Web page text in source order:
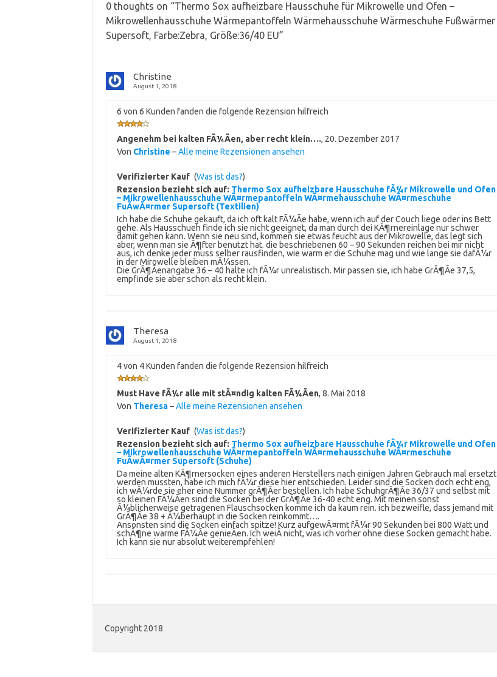
0 thoughts on “Thermo Sox aufheizbare Hausschuhe für Mikrowelle und Ofen –
Mikrowellenhausschuhe Wärmepantoffeln Wärmehausschuhe Wärmeschuhe Fußwärmer
Supersoft, Farbe:Zebra, Größe:36/40 EU”
Christine
August 1, 2018
6 von 6 Kunden fanden die folgende Rezension hilfreich
Angenehm bei kalten FÃ¼Ãen, aber recht klein…., 20. Dezember 2017
Von Christine –Alle meine Rezensionen ansehen
Verifizierter Kauf (Was ist das?)
Rezension bezieht sich auf: Thermo Sox aufheizbare Hausschuhe fÃ¼r Mikrowelle und Ofen
– Mikrowellenhausschuhe WÃ¤rmepantoffeln WÃ¤rmehausschuhe WÃ¤rmeschuhe
FuÃwÃ¤rmer Supersoft (Textilien)
Ich habe die Schuhe gekauft, da ich oft kalt FÃ¼Ãe habe, wenn ich auf der Couch liege oder ins Bett
gehe. Als Hausschueh finde ich sie nicht geeignet, da man durch dei KÃ¶rnereinlage nur schwer
damit gehen kann. Wenn sie neu sind, kommen sie etwas feucht aus der Mikrowelle, das legt sich
aber, wenn man sie Ã¶fter benutzt hat. die beschriebenen 60 – 90 Sekunden reichen bei mir nicht
aus, ich denke jeder muss selber rausfinden, wie warm er die Schuhe mag und wie lange sie dafÃ¼r
in der Mirowelle bleiben mÃ¼ssen.
Die GrÃ¶Ãenangabe 36 – 40 halte ich fÃ¼r unrealistisch. Mir passen sie, ich habe GrÃ¶Ãe 37,5,
empfinde sie aber schon als recht klein.
Theresa
August 1, 2018
4 von 4 Kunden fanden die folgende Rezension hilfreich
Must Have fÃ¼r alle mit stÃ¤ndig kalten FÃ¼Ãen, 8. Mai 2018
Von Theresa–Alle meine Rezensionen ansehen
Verifizierter Kauf (Was ist das?)
Rezension bezieht sich auf: Thermo Sox aufheizbare Hausschuhe fÃ¼r Mikrowelle und Ofen
– Mikrowellenhausschuhe WÃ¤rmepantoffeln WÃ¤rmehausschuhe WÃ¤rmeschuhe
FuÃwÃ¤rmer Supersoft (Schuhe)
Da meine alten KÃ¶rnersocken eines anderen Herstellers nach einigen Jahren Gebrauch mal ersetzt
werden mussten, habe ich mich fÃ¼r diese hier entschieden. Leider sind die Socken doch echt eng,
ich wÃ¼rde sie eher eine Nummer grÃ¶Ãer bestellen. Ich habe SchuhgrÃ¶Ãe 36/37 und selbst mit
so kleinen FÃ¼Ãen sind die Socken bei der GrÃ¶Ãe 36-40 echt eng. Mit meinen sonst
Ã¼blicherweise getragenen Flauschsocken komme ich da kaum rein. ich bezweifle, dass jemand mit
GrÃ¶Ãe 38 + Ã¼berhaupt in die Socken reinkommt….
Ansonsten sind die Socken einfach spitze! Kurz aufgewÃ¤rmt fÃ¼r 90 Sekunden bei 800 Watt und
schÃ¶ne warme FÃ¼Ãe genieÃen. Ich weiÃ nicht, was ich vorher ohne diese Socken gemacht habe.
Ich kann sie nur absolut weiterempfehlen!
Copyright 2018